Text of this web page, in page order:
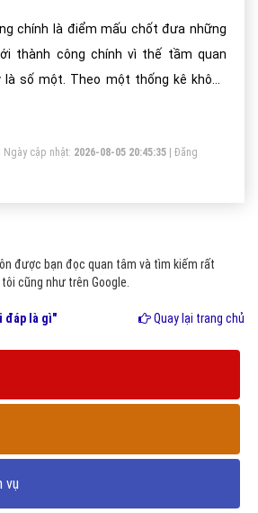
chính là điểm mấu chốt đưa những
thành công chính vì thế tầm quan
số một. Theo một thống kê không
tới “đổ” hàng loạt như vậy chính là
là gì?
| Ngày cập nhật: 2026-08-05 20:45:35
Đăng
được bạn đọc quan tâm và tìm kiếm rất
cũng như trên Google.
đáp là gì" Quay lại trang chủ
vụ